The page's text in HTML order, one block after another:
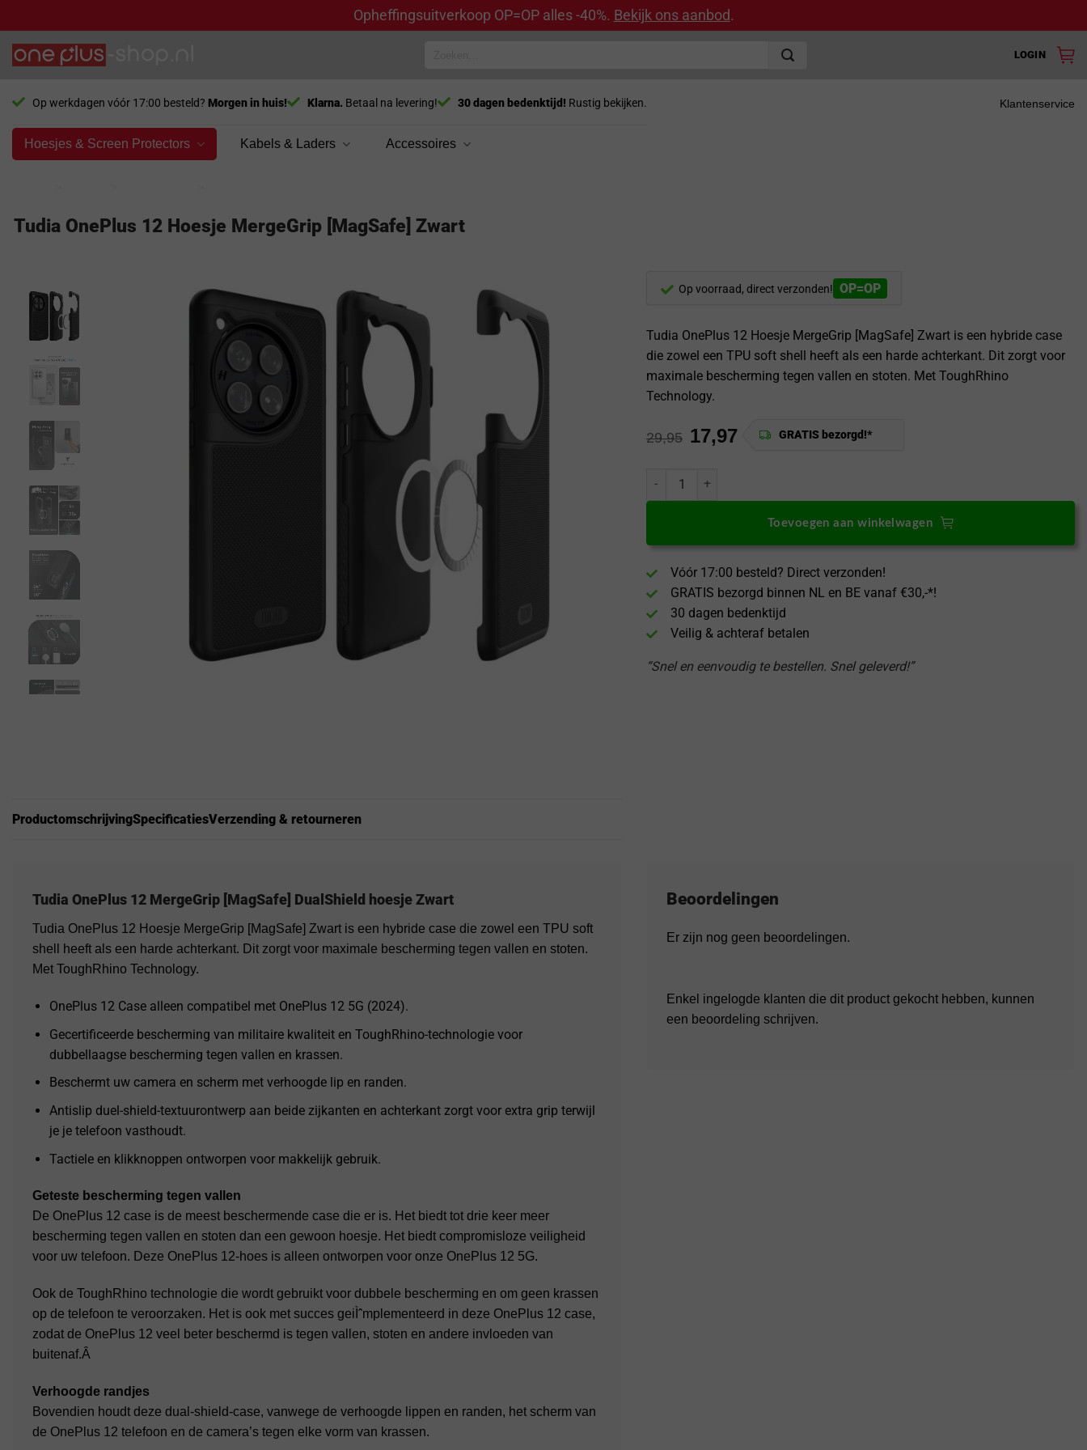
Opheffingsuitverkoop OP=OP alles -40%. Bekijk ons aanbod.
Ga
naar
LOGIN
Op werkdagen vóór 17:00 besteld? Morgen in huis! Klarna. Betaal na levering! 30 dagen bedenktijd! Rustig bekijken. Klantenservice
Hoesjes & Screen Protectors Kabels & Laders Accessoires
Tudia OnePlus 12 Hoesje MergeGrip [MagSafe] Zwart
Op voorraad, direct verzonden! OP=OP
Tudia OnePlus 12 Hoesje MergeGrip [MagSafe] Zwart is een hybride case
die zowel een TPU soft shell heeft als een harde achterkant. Dit zorgt voor
maximale bescherming tegen vallen en stoten. Met ToughRhino
Technology.
GRATIS bezorgd!*
29,95 17,97
Tudia OnePlus 12 Hoesje MergeGrip [MagSafe] Zwart aantal
Toevoegen aan winkelwagen
Vóór 17:00 besteld? Direct verzonden!
GRATIS bezorgd binnen NL en BE vanaf €30,-*!
30 dagen bedenktijd
Veilig & achteraf betalen
“Snel en eenvoudig te bestellen. Snel geleverd!”
ProductomschrijvingSpecificatiesVerzending & retourneren
Tudia OnePlus 12 MergeGrip [MagSafe] DualShield hoesje Zwart
Tudia OnePlus 12 Hoesje MergeGrip [MagSafe] Zwart is een hybride case die zowel een TPU soft
shell heeft als een harde achterkant. Dit zorgt voor maximale bescherming tegen vallen en stoten.
Met ToughRhino Technology.
OnePlus 12 Case alleen compatibel met OnePlus 12 5G (2024).
Gecertificeerde bescherming van militaire kwaliteit en ToughRhino-technologie voor
dubbellaagse bescherming tegen vallen en krassen.
Beschermt uw camera en scherm met verhoogde lip en randen.
Antislip duel-shield-textuurontwerp aan beide zijkanten en achterkant zorgt voor extra grip terwijl
je je telefoon vasthoudt.
Tactiele en klikknoppen ontworpen voor makkelijk gebruik.
Geteste bescherming tegen vallen
De OnePlus 12 case is de meest beschermende case die er is. Het biedt tot drie keer meer
bescherming tegen vallen en stoten dan een gewoon hoesje. Het biedt compromisloze veiligheid
voor uw telefoon. Deze OnePlus 12-hoes is alleen ontworpen voor onze OnePlus 12 5G.
Ook de ToughRhino technologie die wordt gebruikt voor dubbele bescherming en om geen krassen
op de telefoon te veroorzaken. Het is ook met succes geiÌˆmplementeerd in deze OnePlus 12 case,
zodat de OnePlus 12 veel beter beschermd is tegen vallen, stoten en andere invloeden van
buitenaf.Â
Verhoogde randjes
Bovendien houdt deze dual-shield-case, vanwege de verhoogde lippen en randen, het scherm van
de OnePlus 12 telefoon en de camera’s tegen elke vorm van krassen.
Beoordelingen
Er zijn nog geen beoordelingen.
Enkel ingelogde klanten die dit product gekocht hebben, kunnen
een beoordeling schrijven.